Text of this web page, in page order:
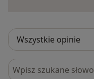
Szukaj w opiniach